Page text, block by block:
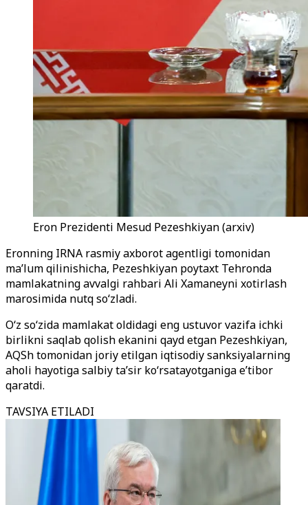
Eron Prezidenti Mesud Pezeshkiyan (arxiv)
Eronning IRNA rasmiy axborot agentligi tomonidan
ma’lum qilinishicha, Pezeshkiyan poytaxt Tehronda
mamlakatning avvalgi rahbari Ali Xamaneyni xotirlash
marosimida nutq so‘zladi.
O‘z so‘zida mamlakat oldidagi eng ustuvor vazifa ichki
birlikni saqlab qolish ekanini qayd etgan Pezeshkiyan,
AQSh tomonidan joriy etilgan iqtisodiy sanksiyalarning
aholi hayotiga salbiy ta’sir ko‘rsatayotganiga e’tibor
qaratdi.
TAVSIYA ETILADI